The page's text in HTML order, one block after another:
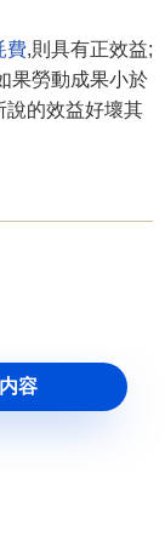
費,則具有正效益;
果勞動成果小於
說的效益好壞其
容